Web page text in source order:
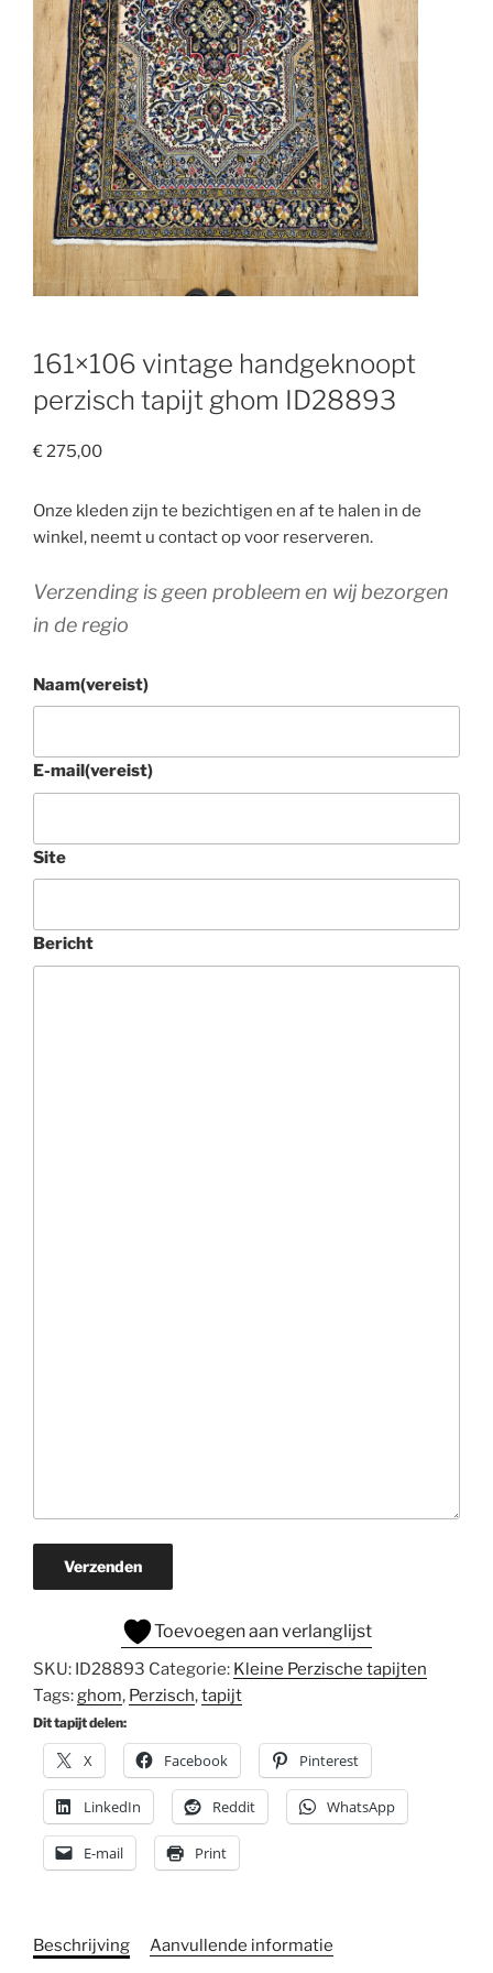
161×106 vintage handgeknoopt
perzisch tapijt ghom ID28893
€275,00
Onze kleden zijn te bezichtigen en af te halen in de
winkel, neemt u contact op voor reserveren.
Verzending is geen probleem en wij bezorgen
in de regio
Naam(vereist)
E-mail(vereist)
Site
Bericht
Verzenden
Toevoegen aan verlanglijst
SKU: ID28893 Categorie: Kleine Perzische tapijten
Tags:ghom, Perzisch,tapijt
Dit tapijt delen:
X Facebook Pinterest
LinkedIn Reddit WhatsApp
E-mail Print
Beschrijving Aanvullende informatie